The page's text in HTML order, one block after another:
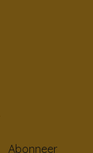
Abonneer